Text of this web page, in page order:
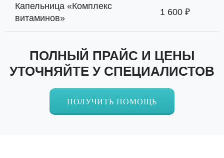
Капельница «Комплекс
витаминов»
1 600 ₽
ПОЛНЫЙ ПРАЙС И ЦЕНЫ
УТОЧНЯЙТЕ У СПЕЦИАЛИСТОВ
ПОЛУЧИТЬ ПОМОЩЬ